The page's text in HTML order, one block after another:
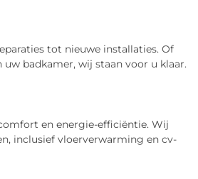
tot nieuwe installaties. Of
badkamer, wij staan voor u klaar.
en energie-efficiëntie. Wij
inclusief vloerverwarming en cv-